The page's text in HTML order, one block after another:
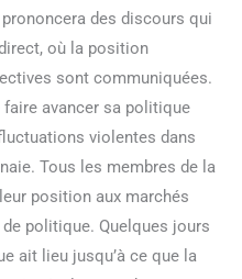
des discours qui
où la position
sont communiquées.
faire avancer sa politique
violentes dans
Tous les membres de la
position aux marchés
politique. Quelques jours
ait lieu jusqu’à ce que la